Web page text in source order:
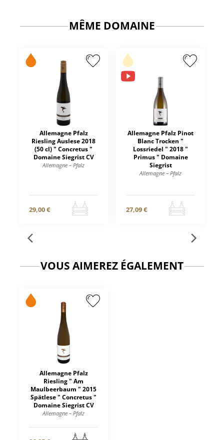
MÊME DOMAINE
Allemagne Pfalz
Riesling Auslese 2018
(50 cl) " Concretus "
Domaine Siegrist CV
Allemagne – Pfalz
29,00 €
Allemagne Pfalz Pinot
Blanc Trocken "
Lossriedel " 2018 "
Primus " Domaine
Siegrist
Allemagne – Pfalz
27,09 €
VOUS AIMEREZ ÉGALEMENT
Allemagne Pfalz
Riesling " Am
Maulbeerbaum " 2015
Spätlese " Concretus "
Domaine Siegrist CV
Allemagne – Pfalz